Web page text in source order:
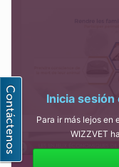
Inicia
Para ir más lejos en
WIZZVET